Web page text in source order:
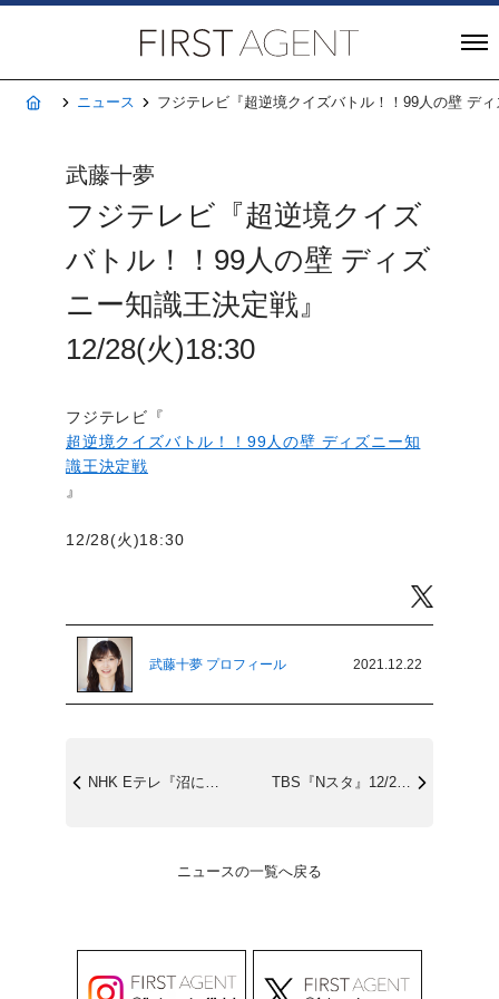
ホームニュース フジテレビ『超逆境クイズバトル！！99人の壁 デ
武藤十夢
フジテレビ『超逆境クイズ
バトル！！99人の壁 ディズ
ニー知識王決定戦』
12/28(火)18:30
フジテレビ『
超逆境クイズバトル！！99人の壁 ディズニー知
識王決定戦
』
12/28(火)18:30
武藤十夢 プロフィール 2021.12.22
NHK Eテレ『沼にハマってきいてみた』... TBS『Nスタ』12/24(金)
ニュースの一覧へ戻る